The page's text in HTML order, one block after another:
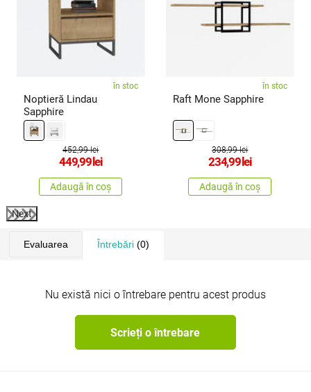
în stoc
Noptieră Lindau
Sapphire
452,99 lei
449,99lei
Adaugă în coș
în stoc
Raft Mone Sapphire
308,99 lei
234,99lei
Adaugă în coș
Next
Evaluarea Întrebări(0)
Nu există nici o întrebare pentru acest produs
Scrieți o întrebare